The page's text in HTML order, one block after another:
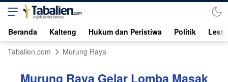
Beranda Kalteng Hukum dan Peristiwa Politik
Tabalien.com
Murung Raya
Murung Raya Gelar Lomba Masak